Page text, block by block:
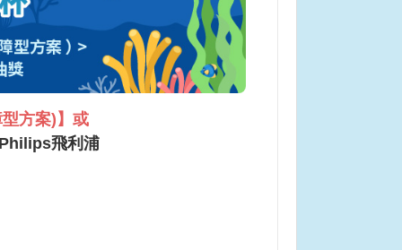
方案)】或
飛利浦